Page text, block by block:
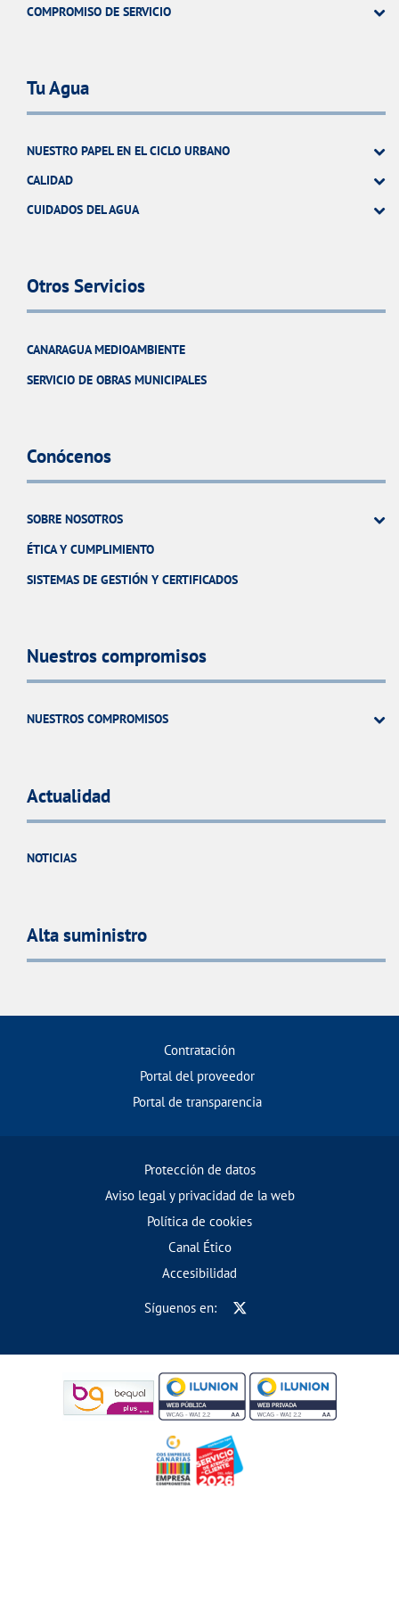
COMPROMISO DE SERVICIO
Tu Agua
NUESTRO PAPEL EN EL CICLO URBANO
CALIDAD
CUIDADOS DEL AGUA
Otros Servicios
CANARAGUA MEDIOAMBIENTE
SERVICIO DE OBRAS MUNICIPALES
Conócenos
SOBRE NOSOTROS
ÉTICA Y CUMPLIMIENTO
SISTEMAS DE GESTIÓN Y CERTIFICADOS
Nuestros compromisos
NUESTROS COMPROMISOS
Actualidad
NOTICIAS
Alta suministro
Contratación
Portal del proveedor
Portal de transparencia
Protección de datos
Aviso legal y privacidad de la web
Política de cookies
Canal Ético
Accesibilidad
Síguenos en: